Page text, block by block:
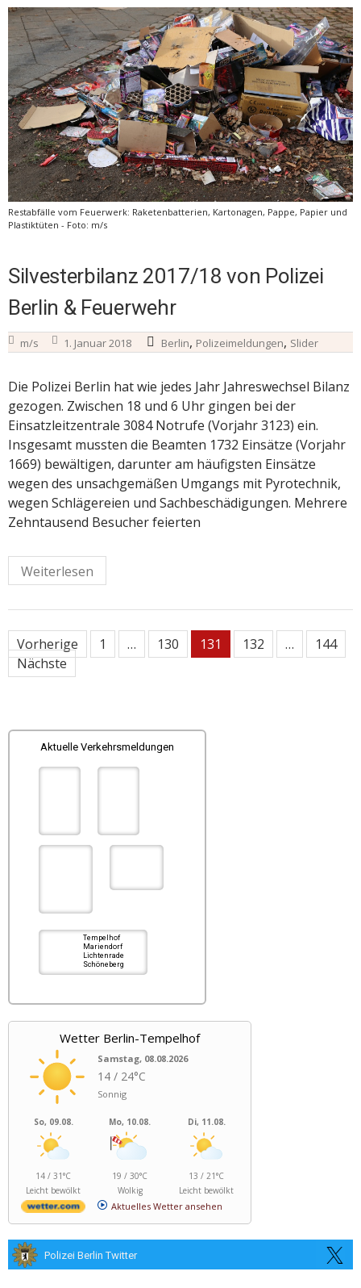
Restabfälle vom Feuerwerk: Raketenbatterien, Kartonagen, Pappe, Papier und
Plastiktüten - Foto: m/s
Silvesterbilanz 2017/18 von Polizei
Berlin & Feuerwehr
m/s 1. Januar 2018 Berlin, Polizeimeldungen, Slider
Die Polizei Berlin hat wie jedes Jahr Jahreswechsel Bilanz
gezogen. Zwischen 18 und 6 Uhr gingen bei der
Einsatzleitzentrale 3084 Notrufe (Vorjahr 3123) ein.
Insgesamt mussten die Beamten 1732 Einsätze (Vorjahr
1669) bewältigen, darunter am häufigsten Einsätze
wegen des unsachgemäßen Umgangs mit Pyrotechnik,
wegen Schlägereien und Sachbeschädigungen. Mehrere
Zehntausend Besucher feierten
Weiterlesen
Seitennummerierung
der
Beiträge
Vorherige 1 … 130 131 132 …
144
Nächste
Aktuelle Verkehrsmeldungen
Tempelhof
Mariendorf
Lichtenrade
Schöneberg
Wetter Berlin-Tempelhof
Samstag, 08.08.2026
14 / 24°C
Sonnig
So, 09.08.
14 / 31°C
Leicht bewölkt
Mo, 10.08.
19 / 30°C
Wolkig
Di, 11.08.
13 / 21°C
Leicht bewölkt
Aktuelles Wetter ansehen
Polizei Berlin Twitter